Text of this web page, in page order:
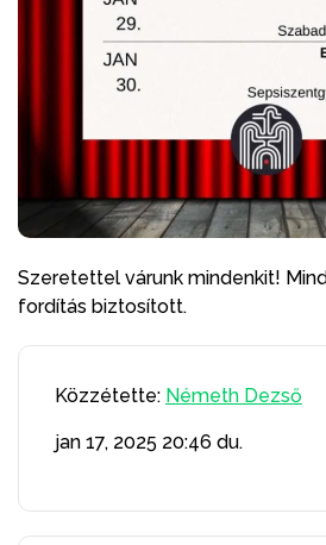
Szeretettel várunk mindenkit!
fordítás biztosított.
Közzétette: Németh Dezső
jan 17, 2025 20:46 du.